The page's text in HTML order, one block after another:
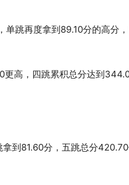
跳再度拿到89.10分的高分
高，四跳累积总分达到
到81.60分，五跳总分